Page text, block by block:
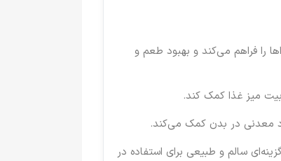
را فراهم می‌کند و بهبود طعم و
میز غذا کمک کند.
معدنی در بدن کمک می‌کند.
سالم و طبیعی برای استفاده در